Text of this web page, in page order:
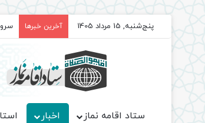
پنج‌شنبه, 15 مرداد 1405 آخرین خبرها
ستاد اقامه نماز اخبار